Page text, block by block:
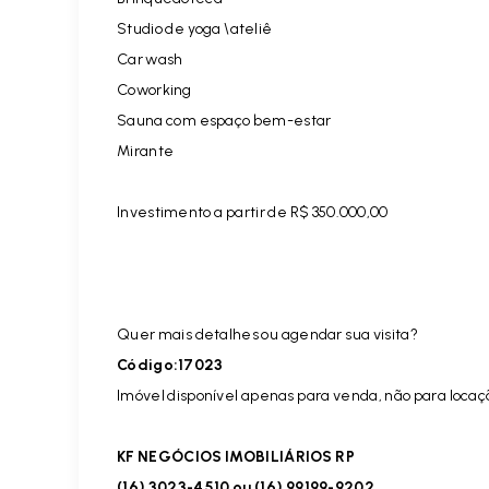
Studio de yoga \ateliê
Car wash
Coworking
Sauna com espaço bem-estar
Mirante
Investimento a partir de R$ 350.000,00
Quer mais detalhes ou agendar sua visita?
Código:17023
Imóvel disponível apenas para venda, não para
KF NEGÓCIOS IMOBILIÁRIOS RP